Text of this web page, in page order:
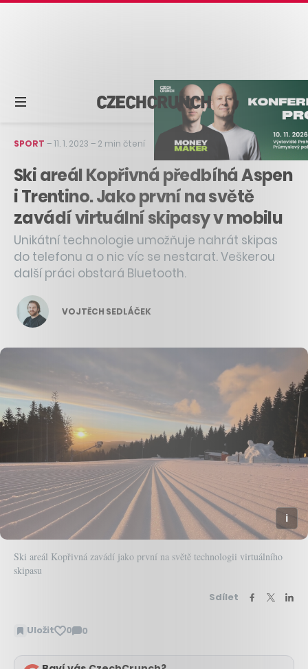
SPORT –11. 1. 2023 – 2 min čtení
Ski areál Kopřivná předbíhá Aspen
i Trentino. Jako první na světě
zavádí virtuální skipasy v mobilu
Unikátní technologie umožňuje nahrát skipas
do telefonu a o nic víc se nestarat. Veškerou
další práci obstará Bluetooth.
VOJTĚCH SEDLÁČEK
Ski areál Kopřivná zavádí jako první na světě technologii virtuálního
skipasu
Sdílet
Uložit 0 0
Zobrazit